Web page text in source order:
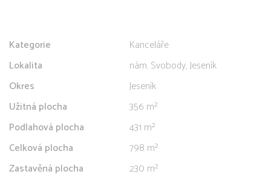
Kategorie
Kanceláře
Lokalita
nám. Svobody, Jeseník
Okres
Jeseník
Užitná plocha
356 m²
Podlahová plocha
431 m²
Celková plocha
798 m²
Zastavěná plocha
230 m²